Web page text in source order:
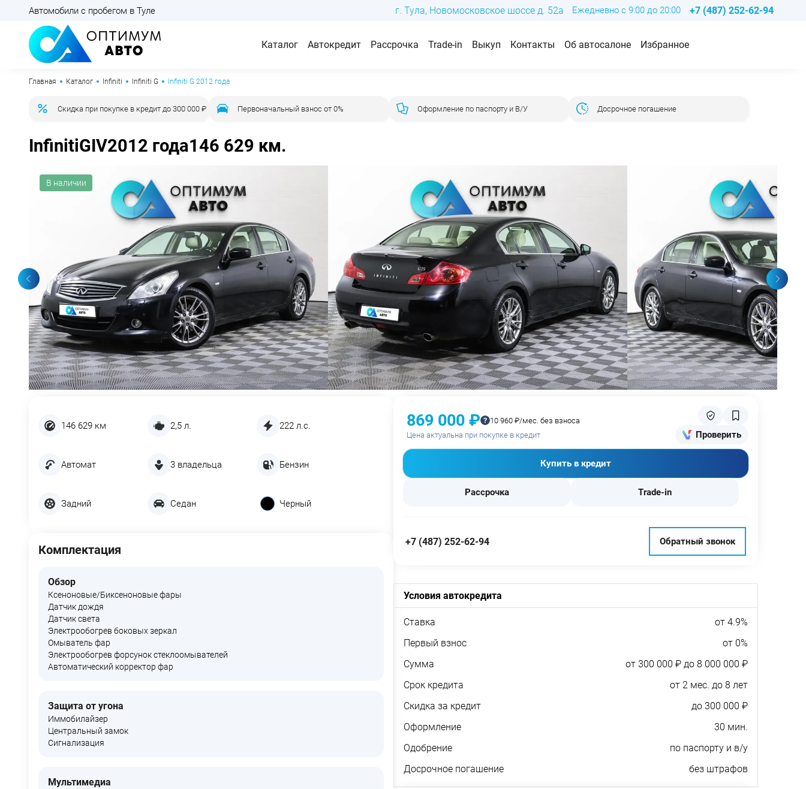
Автомобили с пробегом в Туле г. Тула, Новомосковское шоссе д. 52а Ежедневно с 9:00 до 20:00 +7 (487) 252-62-94
Каталог Автокредит Рассрочка Trade-in Выкуп Контакты Об автосалоне Избранное
Главная Каталог Infiniti Infiniti G Infiniti G 2012 года
Скидка при покупке в кредит до 300 000 ₽ Первоначальный взнос от 0% Оформление по паспорту и В/У Досрочное погашение
InfinitiGIV2012 года146 629 км.
В наличии
146 629 км 2,5 л. 222 л.с.
Автомат 3 владельца Бензин
Задний Седан Черный
Комплектация
Обзор
Ксеноновые/Биксеноновые фары
Датчик дождя
Датчик света
Электрообогрев боковых зеркал
Омыватель фар
Электрообогрев форсунок стеклоомывателей
Автоматический корректор фар
Защита от угона
Иммобилайзер
Центральный замок
Сигнализация
Мультимедиа
869 000 ₽
10 960 ₽/мес. без взноса
Цена актуальна при покупке в кредит
Проверить
Купить в кредит
Рассрочка Trade-in
+7 (487) 252-62-94 Обратный звонок
Условия автокредита
Ставка
от 4.9%
Первый взнос
от 0%
Сумма
от 300 000 ₽ до 8 000 000 ₽
Срок кредита
от 2 мес. до 8 лет
Скидка за кредит
до 300 000 ₽
Оформление
30 мин.
Одобрение
по паспорту и в/у
Досрочное погашение
без штрафов